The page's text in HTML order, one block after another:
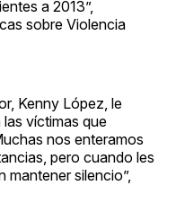
a 2013”,
sobre Violencia
Kenny López, le
víctimas que
nos enteramos
pero cuando les
mantener silencio”,